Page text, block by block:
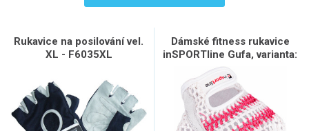
Rukavice na posilování vel.
XL - F6035XL
Dámské fitness rukavice
inSPORTline Gufa, varianta:
Velikost M